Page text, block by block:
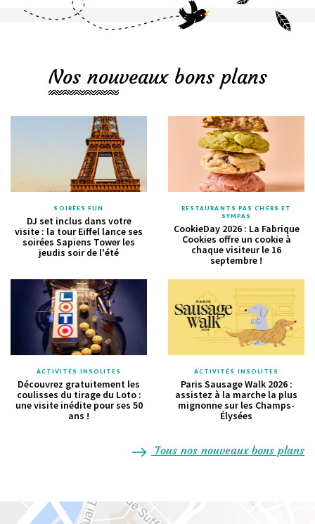
Nos nouveaux bons plans
SOIRÉES FUN
DJ set inclus dans votre
visite : la tour Eiffel lance ses
soirées Sapiens Tower les
jeudis soir de l'été
RESTAURANTS PAS CHERS ET
SYMPAS
CookieDay 2026 : La Fabrique
Cookies offre un cookie à
chaque visiteur le 16
septembre !
ACTIVITÉS INSOLITES
Découvrez gratuitement les
coulisses du tirage du Loto :
une visite inédite pour ses 50
ans !
ACTIVITÉS INSOLITES
Paris Sausage Walk 2026 :
assistez à la marche la plus
mignonne sur les Champs-
Élysées
Tous nos nouveaux bons plans